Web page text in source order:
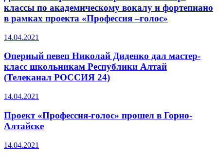
классы по академическому вокалу и фортепиано
в рамках проекта «Профессия –голос»
14.04.2021
Оперный певец Николай Диденко дал мастер-
класс школьникам Республики Алтай
(Телеканал РОССИЯ 24)
14.04.2021
Проект «Профессия-голос» прошел в Горно-
Алтайске
14.04.2021